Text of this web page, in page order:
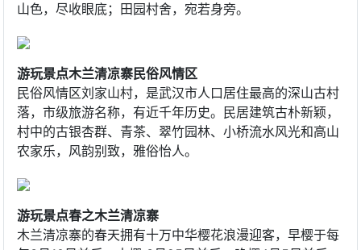
山色，尽收眼底；田园村舍，宛若身旁。
游玩景点木兰清凉寨民俗风情区
民俗风情区刘家山村，是武汉市人口居住最高的深山古村
落，市级旅游名称，有近千年历史。民居建筑古朴新颖，
村中的古银杏群、青茶、翠竹园林、小桥流水风光和高山
农家乐，风韵别致，雅俗怡人。
游玩景点春之木兰清凉寨
木兰清凉寨的春天拥有十万中华樱花浪漫迎客，早樱于每